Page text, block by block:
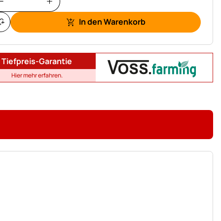
In den Warenkorb
Tiefpreis-Garantie
Hier mehr erfahren.